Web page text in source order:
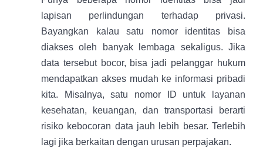
lapisan perlindungan terhadap privasi.
Bayangkan kalau satu nomor identitas bisa
diakses oleh banyak lembaga sekaligus. Jika
data tersebut bocor, bisa jadi pelanggar hukum
mendapatkan akses mudah ke informasi pribadi
kita. Misalnya, satu nomor ID untuk layanan
kesehatan, keuangan, dan transportasi berarti
risiko kebocoran data jauh lebih besar. Terlebih
lagi jika berkaitan dengan urusan perpajakan.